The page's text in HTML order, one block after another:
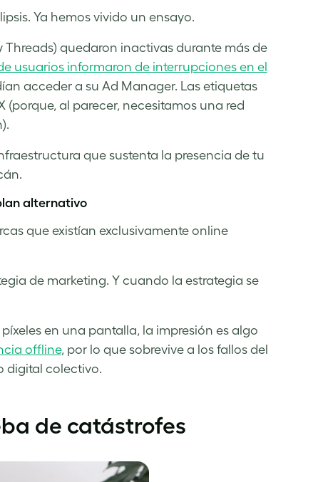
Ya hemos vivido un ensayo.
quedaron inactivas durante más de
usuarios informaron de interrupciones en el
acceder a su Ad Manager. Las etiquetas
al parecer, necesitamos una red
que sustenta la presencia de tu
alternativo
que existían exclusivamente online
de marketing. Y cuando la estrategia se
en una pantalla, la impresión es algo
offline, por lo que sobrevive a los fallos del
digital colectivo.
de catástrofes